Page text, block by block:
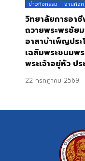
ข่าวกิจกรรม งานกิจก
วิทยาลัยการอา
ถวายพระพรชัย
อาสาบำเพ็ญประ
เฉลิมพระชนมพ
พระเจ้าอยู่หัว ป
22 กรกฎาคม 2569